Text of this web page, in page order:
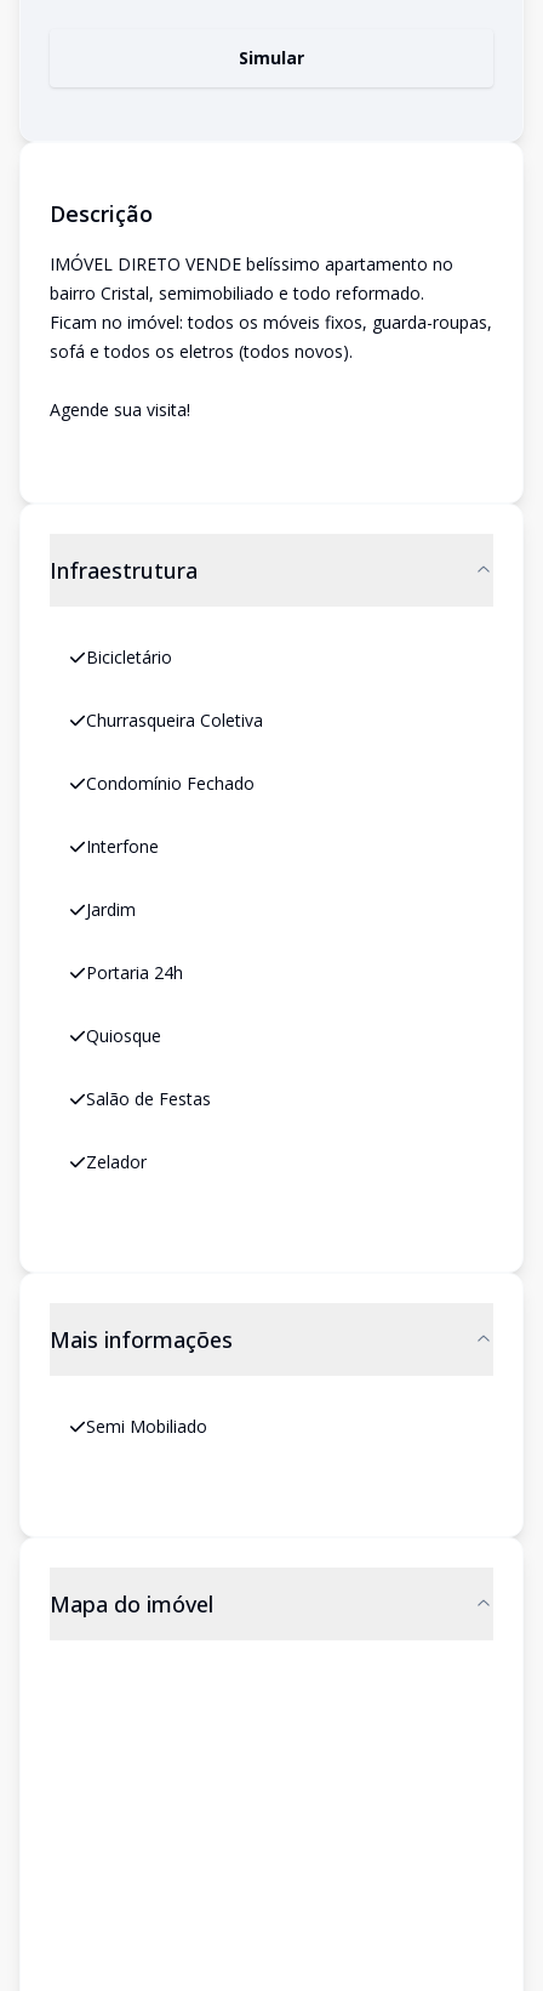
Simular
Descrição
IMÓVEL DIRETO VENDE belíssimo apartamento no
bairro Cristal, semimobiliado e todo reformado.
Ficam no imóvel: todos os móveis fixos, guarda-roupas,
sofá e todos os eletros (todos novos).
Agende sua visita!
Infraestrutura
Bicicletário
Churrasqueira Coletiva
Condomínio Fechado
Interfone
Jardim
Portaria 24h
Quiosque
Salão de Festas
Zelador
Mais informações
Semi Mobiliado
Mapa do imóvel